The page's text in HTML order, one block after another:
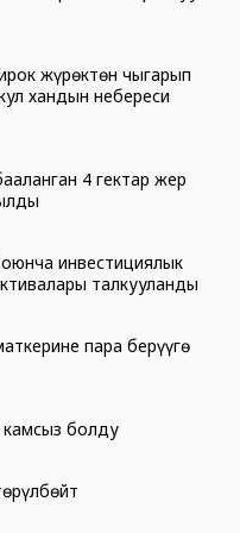
жүрөктөн чыгарып
хандын небереси
4 гектар жер
инвестициялык
талкууланды
пара берүүгө
болду